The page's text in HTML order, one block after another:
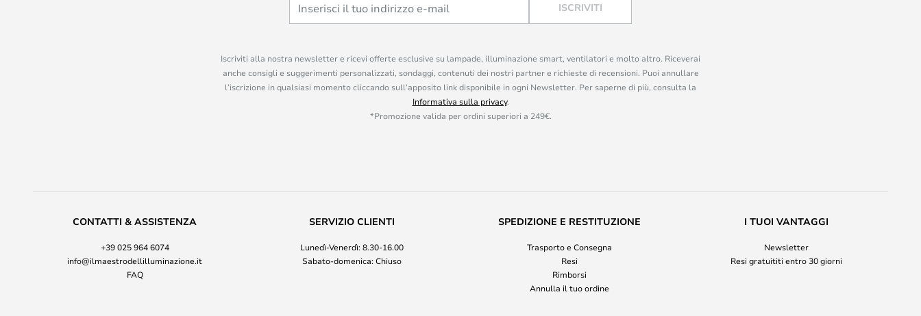
ISCRIVITI
Iscriviti alla nostra newsletter e ricevi offerte esclusive su lampade, illuminazione smart, ventilatori e molto altro. Riceverai
anche consigli e suggerimenti personalizzati, sondaggi, contenuti dei nostri partner e richieste di recensioni. Puoi annullare
l’iscrizione in qualsiasi momento cliccando sull’apposito link disponibile in ogni Newsletter. Per saperne di più, consulta la
Informativa sulla privacy.
*Promozione valida per ordini superiori a 249€.
CONTATTI & ASSISTENZA
+39 025 964 6074
info@ilmaestrodellilluminazione.it
FAQ
SERVIZIO CLIENTI
Lunedì-Venerdì: 8.30-16.00
Sabato-domenica: Chiuso
SPEDIZIONE E RESTITUZIONE
Trasporto e Consegna
Resi
Rimborsi
Annulla il tuo ordine
I TUOI VANTAGGI
Newsletter
Resi gratuititi entro 30 giorni